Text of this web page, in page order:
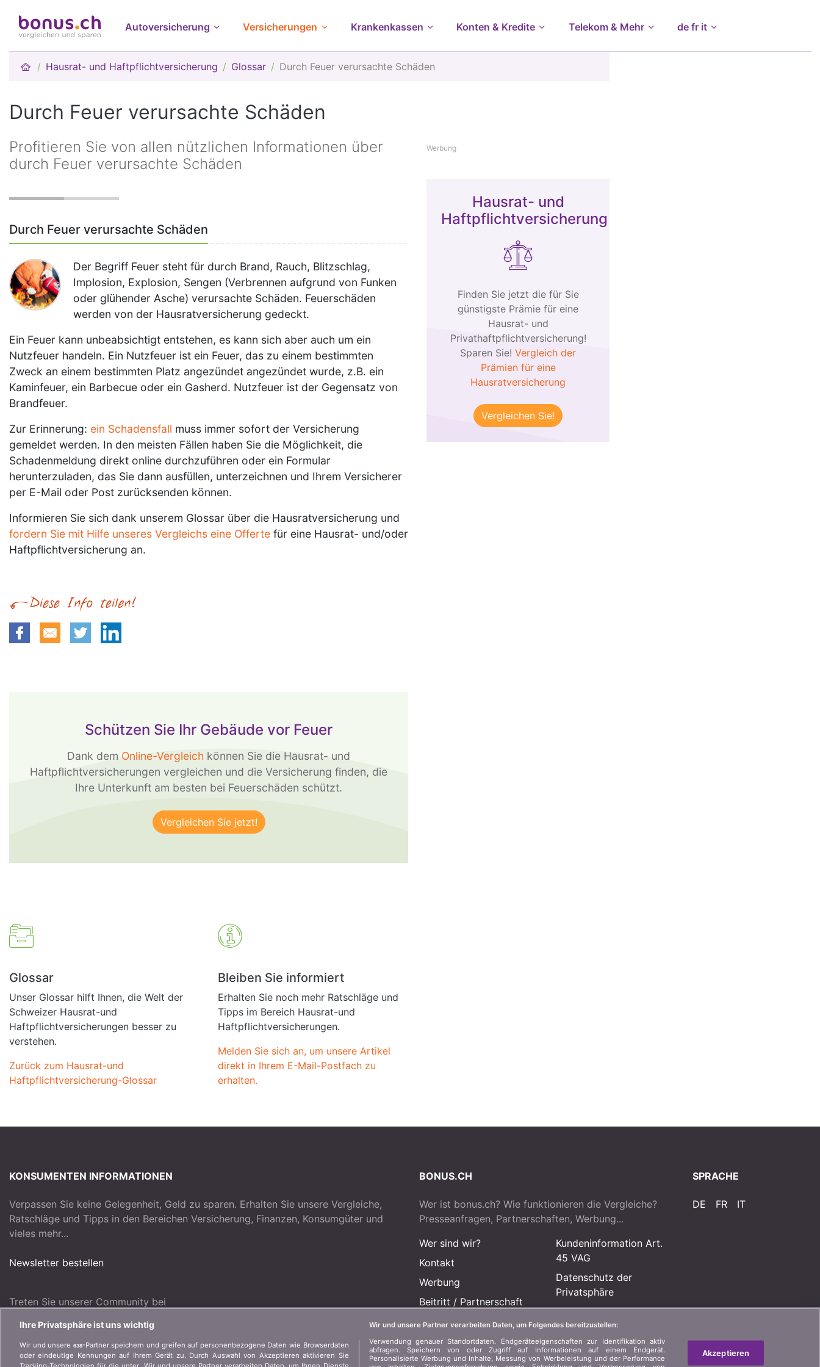
Autoversicherung Versicherungen Krankenkassen Konten & Kredite Telekom & Mehr de fr it
Hausrat- und Haftpflichtversicherung Glossar Durch Feuer verursachte Schäden
Durch Feuer verursachte Schäden
Profitieren Sie von allen nützlichen Informationen über
durch Feuer verursachte Schäden
Durch Feuer verursachte Schäden
Der Begriff Feuer steht für durch Brand, Rauch, Blitzschlag,
Implosion, Explosion, Sengen (Verbrennen aufgrund von Funken
oder glühender Asche) verursachte Schäden. Feuerschäden
werden von der Hausratversicherung gedeckt.
Ein Feuer kann unbeabsichtigt entstehen, es kann sich aber auch um ein
Nutzfeuer handeln. Ein Nutzfeuer ist ein Feuer, das zu einem bestimmten
Zweck an einem bestimmten Platz angezündet angezündet wurde, z.B. ein
Kaminfeuer, ein Barbecue oder ein Gasherd. Nutzfeuer ist der Gegensatz von
Brandfeuer.
Zur Erinnerung: ein Schadensfall muss immer sofort der Versicherung
gemeldet werden. In den meisten Fällen haben Sie die Möglichkeit, die
Schadenmeldung direkt online durchzuführen oder ein Formular
herunterzuladen, das Sie dann ausfüllen, unterzeichnen und Ihrem Versicherer
per E-Mail oder Post zurücksenden können.
Informieren Sie sich dank unserem Glossar über die Hausratversicherung und
fordern Sie mit Hilfe unseres Vergleichs eine Offerte für eine Hausrat- und/oder
Haftpflichtversicherung an.
Schützen Sie Ihr Gebäude vor Feuer
Dank dem Online-Vergleich können Sie die Hausrat- und
Haftpflichtversicherungen vergleichen und die Versicherung finden, die
Ihre Unterkunft am besten bei Feuerschäden schützt.
Glossar
Unser Glossar hilft Ihnen, die Welt der
Schweizer Hausrat-und
Haftpflichtversicherungen besser zu
verstehen.
Zurück zum Hausrat-und
Haftpflichtversicherung-Glossar
Bleiben Sie informiert
Erhalten Sie noch mehr Ratschläge und
Tipps im Bereich Hausrat-und
Haftpflichtversicherungen.
Melden Sie sich an, um unsere Artikel
direkt in Ihrem E-Mail-Postfach zu
erhalten.
Werbung
Hausrat- und
Haftpflichtversicherung
Finden Sie jetzt die für Sie
günstigste Prämie für eine
Hausrat- und
Privathaftpflichtversicherung!
Sparen Sie! Vergleich der
Prämien für eine
Hausratversicherung
Vergleichen Sie!
KONSUMENTEN INFORMATIONEN
Verpassen Sie keine Gelegenheit, Geld zu sparen. Erhalten Sie unsere Vergleiche,
Ratschläge und Tipps in den Bereichen Versicherung, Finanzen, Konsumgüter und
vieles mehr...
Newsletter bestellen
Treten Sie unserer Community bei
BONUS.CH
Wer ist bonus.ch? Wie funktionieren die Vergleiche?
Presseanfragen, Partnerschaften, Werbung...
Wer sind wir?
Kontakt
Werbung
Beitritt / Partnerschaft
Presse
Kundeninformation Art.
45 VAG
Datenschutz der
Privatsphäre
Rechtliche Informationen
Sitemap
SPRACHE
DE FR IT
Ihre Privatsphäre ist uns wichtig
Wir und unsere 638-Partner speichern und greifen auf personenbezogene Daten wie Browserdaten
oder eindeutige Kennungen auf Ihrem Gerät zu. Durch Auswahl von Akzeptieren aktivieren Sie
Wir und unsere Partner verarbeiten Daten, um Folgendes bereitzustellen:
Verwendung genauer Standortdaten. Endgeräteeigenschaften zur Identifikation aktiv
abfragen. Speichern von oder Zugriff auf Informationen auf einem Endgerät.
Personalisierte Werbung und Inhalte, Messung von Werbeleistung und der Performance
Akzeptieren